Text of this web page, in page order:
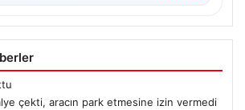
çekti, aracın park etmesine izin vermedi